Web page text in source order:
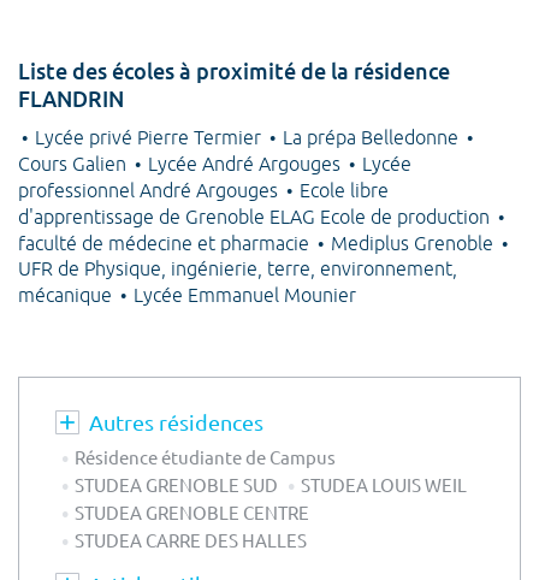
Liste des écoles à proximité de la résidence
FLANDRIN
Lycée privé Pierre Termier
La prépa Belledonne
Cours Galien
Lycée André Argouges
Lycée
professionnel André Argouges
Ecole libre
d'apprentissage de Grenoble ELAG Ecole de production
faculté de médecine et pharmacie
Mediplus Grenoble
UFR de Physique, ingénierie, terre, environnement,
mécanique
Lycée Emmanuel Mounier
Autres résidences
Résidence étudiante de Campus
STUDEA GRENOBLE SUD
STUDEA LOUIS WEIL
STUDEA GRENOBLE CENTRE
STUDEA CARRE DES HALLES